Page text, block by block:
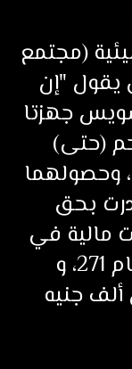
(مجتمع
"إن
جهزتا
(حتى)
وحصولهما
بحق
مالية في
محكمة جنح عتاقة تحمل أرقام 271، و
بين ألف جنيه